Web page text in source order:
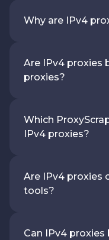
Why are IPv4
Are IPv4 proxies
proxies?
Which
IPv4 proxies?
Are IPv4 proxies
tools?
Can IPv4